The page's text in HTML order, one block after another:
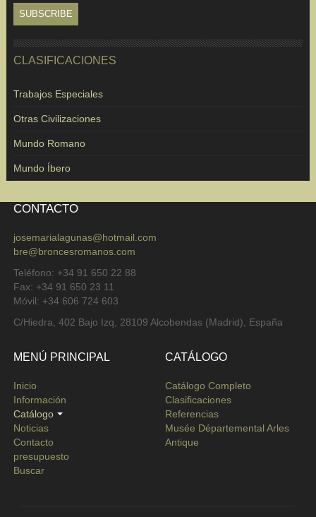
CLASIFICACIONES
Trabajos Especiales
Otras Civilizaciones
Mundo Romano
Mundo Íbero
CONTACTO
josemarialagunas@hotmail.com
bre@broncesromanos.com
Teléfono: +34 91 650 22 88
Fax: +34 91 650 23 11
Móvil: +34 606 724 603
C/Hiedra, 402 Bajo Izq, 28109 Alcobendas (Madrid), España
MENÚ PRINCIPAL
Inicio
Información
Catálogo
Noticias
Contacto
presupuesto
Buscar
CATÁLOGO
Catálogo Completo
Clasificaciones
Referencias
Musée Départemental Arles
Antique